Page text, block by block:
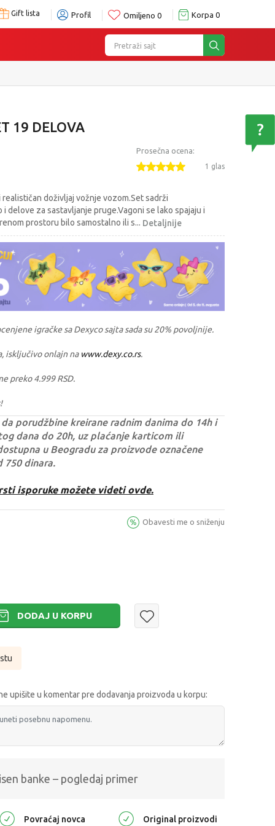
Gift lista Profil Omiljeno 0 Korpa 0
Pretraži sajt
19 DELOVA
Prosečna ocena:
1 glas
realističan doživljaj vožnje vozom.Set sadrži
delove za sastavljanje pruge.Vagoni se lako spajaju i
prostoru bilo samostalno ili s... Detaljnije
igračke sa Dexyco sajta sada su 20% povoljnije.
isključivo onlajn na www.dexy.co.rs.
preko 4.999 RSD.
porudžbine kreirane radnim danima do 14h i
dana do 20h, uz plaćanje karticom ili
u Beogradu za proizvode označene
750 dinara.
isporuke možete videti ovde.
Obavesti me o sniženju
DODAJ U KORPU
upišite u komentar pre dodavanja proizvoda u korpu:
banke – pogledaj primer
Povraćaj novca Original proizvodi